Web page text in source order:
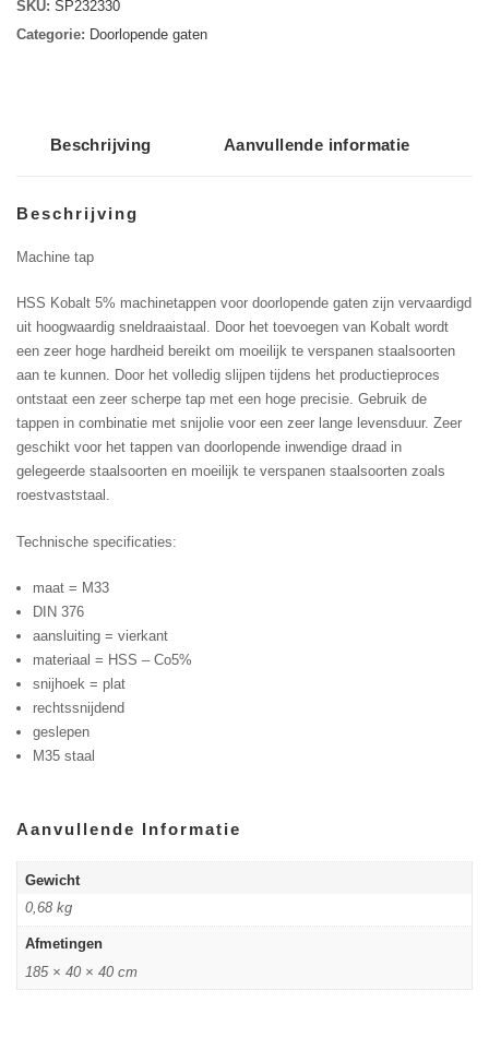
M33
HSS
SKU: SP232330
Categorie: Doorlopende gaten
Beschrijving Aanvullende informatie
Beschrijving
Machine tap
HSS Kobalt 5% machinetappen voor doorlopende gaten zijn vervaardigd
uit hoogwaardig sneldraaistaal. Door het toevoegen van Kobalt wordt
een zeer hoge hardheid bereikt om moeilijk te verspanen staalsoorten
aan te kunnen. Door het volledig slijpen tijdens het productieproces
ontstaat een zeer scherpe tap met een hoge precisie. Gebruik de
tappen in combinatie met snijolie voor een zeer lange levensduur. Zeer
geschikt voor het tappen van doorlopende inwendige draad in
gelegeerde staalsoorten en moeilijk te verspanen staalsoorten zoals
roestvaststaal.
Technische specificaties:
maat = M33
DIN 376
aansluiting = vierkant
materiaal = HSS – Co5%
snijhoek = plat
rechtssnijdend
geslepen
M35 staal
Aanvullende Informatie
Gewicht
0,68 kg
Afmetingen
185 × 40 × 40 cm